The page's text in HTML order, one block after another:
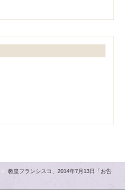
教皇フランシスコ、2014年7月13日「お告